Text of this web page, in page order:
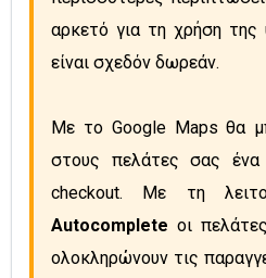
αρκετό για τη χρήση της
είναι σχεδόν δωρεάν.
Με το Google Maps θα
στους πελάτες σας ένα
checkout. Με τη
Autocomplete οι
ολοκληρώνουν τις